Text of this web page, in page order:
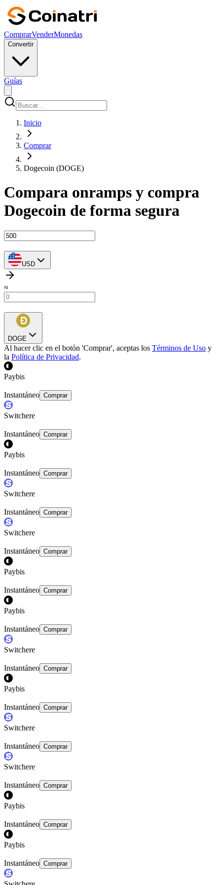
ComprarVenderMonedas
Convertir
Guías
Inicio
Comprar
Dogecoin (DOGE)
Compara onramps y compra
Dogecoin de forma segura
USD
≈
DOGE
Al hacer clic en el botón 'Comprar', aceptas los Términos de Uso y
la Política de Privacidad.
Paybis
Instantáneo Comprar
Switchere
Instantáneo Comprar
Paybis
Instantáneo Comprar
Switchere
Instantáneo Comprar
Switchere
Instantáneo Comprar
Paybis
Instantáneo Comprar
Paybis
Instantáneo Comprar
Switchere
Instantáneo Comprar
Paybis
Instantáneo Comprar
Switchere
Instantáneo Comprar
Switchere
Instantáneo Comprar
Paybis
Instantáneo Comprar
Paybis
Instantáneo Comprar